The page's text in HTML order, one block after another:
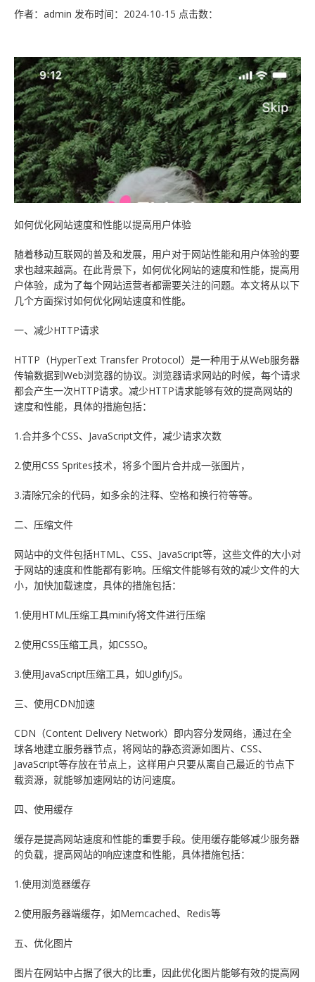
数据与API
服务报价
小程序开发
网站托管
高端网站
教育app定制开发
物联网APP定制开发
O2Oapp定制开发
电商APP定制开发
售后服务
云应用·小程序
云主机
推广优化
短信群发
网站模板
小程序模板
云·速成美站
弹窗广告
睿推宝
企业网站
商城网站
行业信息网站
政府网站
手机网站
技术知识
建站技巧
网站优化
营销推广
常见问题
关于我们
团队成员
联系我们
合作客户
免费获取报价
预约服务
作者：admin 发布时间：2024-10-15 点击数：
如何优化网站速度和性能以提高用户体验
随着移动互联网的普及和发展，用户对于网站性能和用户体验的要
求也越来越高。在此背景下，如何优化网站的速度和性能，提高用
户体验，成为了每个网站运营者都需要关注的问题。本文将从以下
几个方面探讨如何优化网站速度和性能。
一、减少HTTP请求
HTTP（HyperText Transfer Protocol）是一种用于从Web服务器
传输数据到Web浏览器的协议。浏览器请求网站的时候，每个请求
都会产生一次HTTP请求。减少HTTP请求能够有效的提高网站的
速度和性能，具体的措施包括：
1.合并多个CSS、JavaScript文件，减少请求次数
2.使用CSS Sprites技术，将多个图片合并成一张图片，
3.清除冗余的代码，如多余的注释、空格和换行符等等。
二、压缩文件
网站中的文件包括HTML、CSS、JavaScript等，这些文件的大小对
于网站的速度和性能都有影响。压缩文件能够有效的减少文件的大
小，加快加载速度，具体的措施包括：
1.使用HTML压缩工具minify将文件进行压缩
2.使用CSS压缩工具，如CSSO。
3.使用JavaScript压缩工具，如UglifyJS。
三、使用CDN加速
CDN（Content Delivery Network）即内容分发网络，通过在全
球各地建立服务器节点，将网站的静态资源如图片、CSS、
JavaScript等存放在节点上，这样用户只要从离自己最近的节点下
载资源，就能够加速网站的访问速度。
四、使用缓存
缓存是提高网站速度和性能的重要手段。使用缓存能够减少服务器
的负载，提高网站的响应速度和性能，具体措施包括：
1.使用浏览器缓存
2.使用服务器端缓存，如Memcached、Redis等
五、优化图片
图片在网站中占据了很大的比重，因此优化图片能够有效的提高网